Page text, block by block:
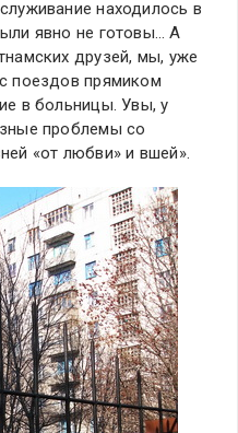
находилось в
явно не готовы… А
друзей, мы, уже
поездов прямиком
в больницы. Увы, у
проблемы со
«от любви» и вшей».